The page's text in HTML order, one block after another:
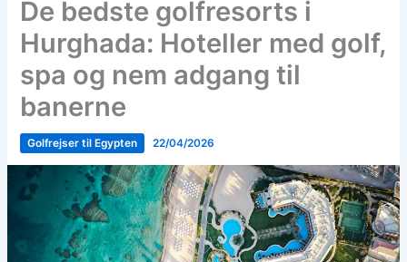
De bedste golfresorts i
Hurghada: Hoteller med golf,
spa og nem adgang til
banerne
Golfrejser til Egypten 22/04/2026